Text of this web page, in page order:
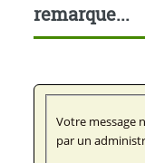
remarque...
Votre message
par un